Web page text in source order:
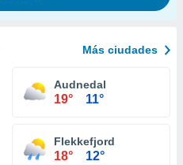
Más ciudades
Audnedal
19° 11°
Flekkefjord
18° 12°